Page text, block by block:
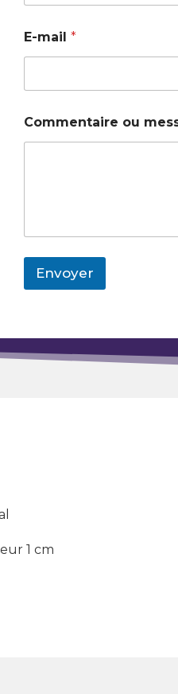
E-mail *
Commentaire ou
Envoyer
1 cm